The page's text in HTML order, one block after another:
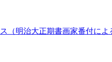
（明治大正期書画家番付によ